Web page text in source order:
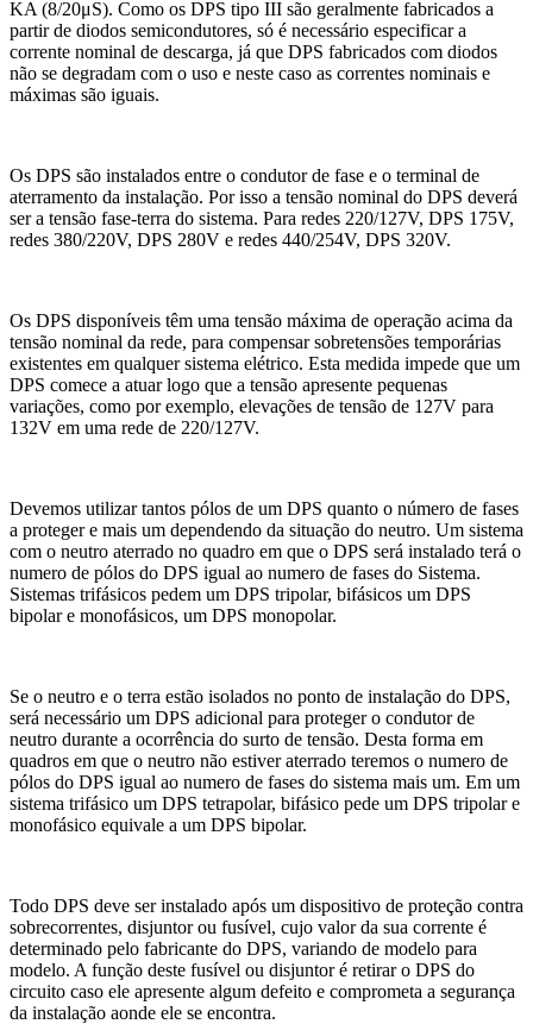
KA (8/20μS). Como os DPS tipo III são geralmente fabricados a
partir de diodos semicondutores, só é necessário especificar a
corrente nominal de descarga, já que DPS fabricados com diodos
não se degradam com o uso e neste caso as correntes nominais e
máximas são iguais.
Os DPS são instalados entre o condutor de fase e o terminal de
aterramento da instalação. Por isso a tensão nominal do DPS deverá
ser a tensão fase-terra do sistema. Para redes 220/127V, DPS 175V,
redes 380/220V, DPS 280V e redes 440/254V, DPS 320V.
Os DPS disponíveis têm uma tensão máxima de operação acima da
tensão nominal da rede, para compensar sobretensões temporárias
existentes em qualquer sistema elétrico. Esta medida impede que um
DPS comece a atuar logo que a tensão apresente pequenas
variações, como por exemplo, elevações de tensão de 127V para
132V em uma rede de 220/127V.
Devemos utilizar tantos pólos de um DPS quanto o número de fases
a proteger e mais um dependendo da situação do neutro. Um sistema
com o neutro aterrado no quadro em que o DPS será instalado terá o
numero de pólos do DPS igual ao numero de fases do Sistema.
Sistemas trifásicos pedem um DPS tripolar, bifásicos um DPS
bipolar e monofásicos, um DPS monopolar.
Se o neutro e o terra estão isolados no ponto de instalação do DPS,
será necessário um DPS adicional para proteger o condutor de
neutro durante a ocorrência do surto de tensão. Desta forma em
quadros em que o neutro não estiver aterrado teremos o numero de
pólos do DPS igual ao numero de fases do sistema mais um. Em um
sistema trifásico um DPS tetrapolar, bifásico pede um DPS tripolar e
monofásico equivale a um DPS bipolar.
Todo DPS deve ser instalado após um dispositivo de proteção contra
sobrecorrentes, disjuntor ou fusível, cujo valor da sua corrente é
determinado pelo fabricante do DPS, variando de modelo para
modelo. A função deste fusível ou disjuntor é retirar o DPS do
circuito caso ele apresente algum defeito e comprometa a segurança
da instalação aonde ele se encontra.